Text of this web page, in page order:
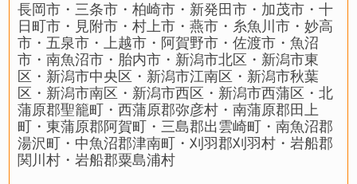
長岡市・三条市・柏崎市・新発田市・加茂市・十
日町市・見附市・村上市・燕市・糸魚川市・妙高
市・五泉市・上越市・阿賀野市・佐渡市・魚沼
市・南魚沼市・胎内市・新潟市北区・新潟市東
区・新潟市中央区・新潟市江南区・新潟市秋葉
区・新潟市南区・新潟市西区・新潟市西蒲区・北
蒲原郡聖籠町・西蒲原郡弥彦村・南蒲原郡田上
町・東蒲原郡阿賀町・三島郡出雲崎町・南魚沼郡
湯沢町・中魚沼郡津南町・刈羽郡刈羽村・岩船郡
関川村・岩船郡粟島浦村